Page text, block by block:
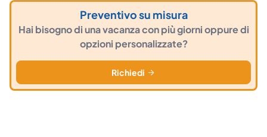
Preventivo su misura
Hai bisogno di una vacanza con più giorni oppure di
opzioni personalizzate?
Richiedi